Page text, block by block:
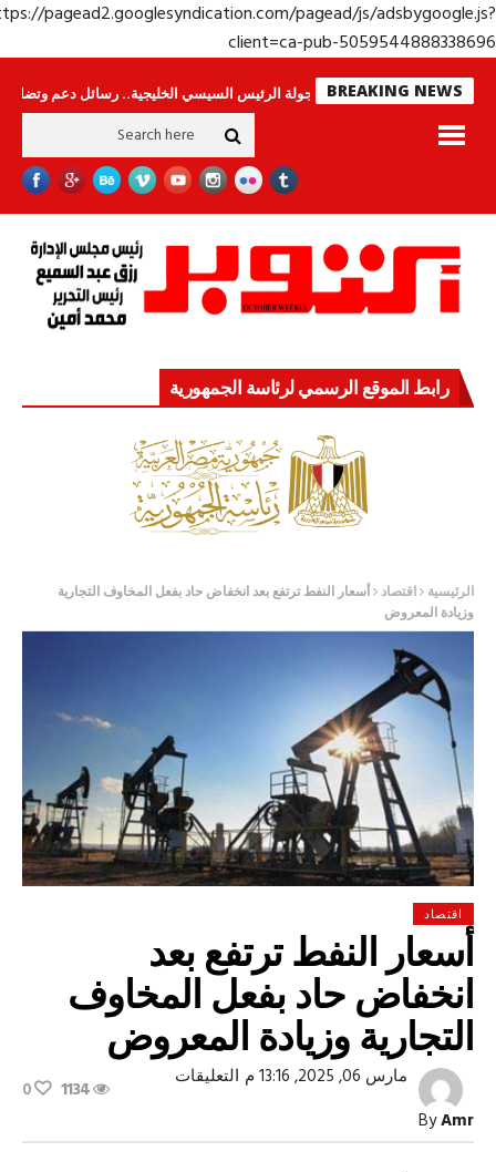
https://pagead2.googlesyndication.com/pagead/js/
client=ca-pub-
BREAKING NEWS
لا ينامون جولة الرئيس السيسي الخليجية.. رسائل دعم وتضامن للأشقاء
رابط الموقع الرسمي لرئاسة الجمهورية
الرئيسية اقتصاد أسعار النفط ترتفع بعد انخفاض حاد بفعل المخاوف التجارية
وزيادة المعروض
اقتصاد
أسعار النفط ترتفع بعد
انخفاض حاد بفعل المخاوف
التجارية وزيادة المعروض
ByAmr
مارس 06, 2025, 13:16 م التعليقاتعلى
بعد
1134
0